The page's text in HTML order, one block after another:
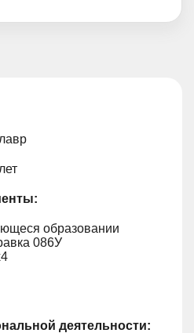
образовании
086У
деятельности: